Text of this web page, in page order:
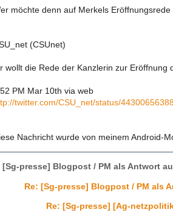
möchte denn auf Merkels
(CSUnet)
wollt die Rede der Kanzlerin zur
PM Mar 10th via web
twitter.com/CSU_net/status/
Nachricht wurde von meinem Android-
[Sg-presse] Blogpost / PM als Antwort
Re: [Sg-presse] Blogpost / PM als
Re: [Sg-presse] [Ag-